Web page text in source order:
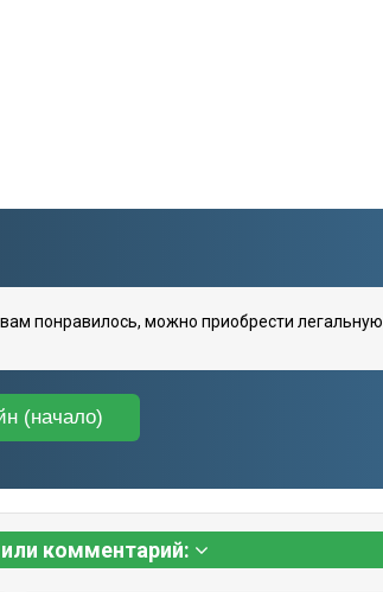
понравилось, можно приобрести легальную
(начало)
комментарий: